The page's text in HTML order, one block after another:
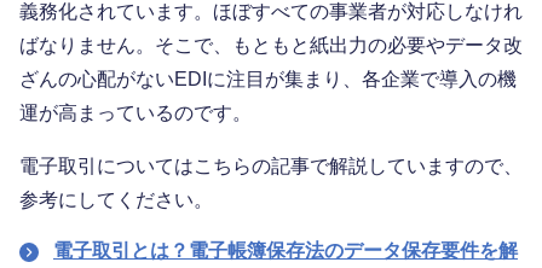
義務化されています。ほぼすべての事業者が対応しなけれ
ばなりません。そこで、もともと紙出力の必要やデータ改
ざんの心配がないEDIに注目が集まり、各企業で導入の機
運が高まっているのです。
電子取引についてはこちらの記事で解説していますので、
参考にしてください。
電子取引とは？電子帳簿保存法のデータ保存要件を解